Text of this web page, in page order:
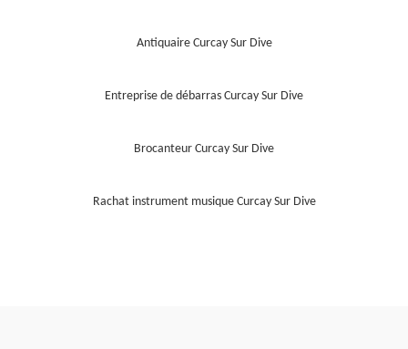
Antiquaire Curcay Sur Dive
Entreprise de débarras Curcay Sur Dive
Brocanteur Curcay Sur Dive
Rachat instrument musique Curcay Sur Dive